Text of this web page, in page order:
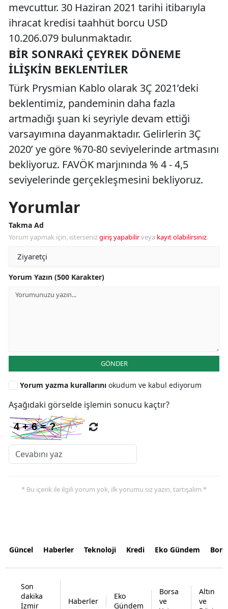
mevcuttur. 30 Haziran 2021 tarihi itibarıyla
ihracat kredisi taahhüt borcu USD
10.206.079 bulunmaktadır.
BİR SONRAKİ ÇEYREK DÖNEME
İLİŞKİN BEKLENTİLER
Türk Prysmian Kablo olarak 3Ç 2021’deki
beklentimiz, pandeminin daha fazla
artmadığı şuan ki seyriyle devam ettiği
varsayımına dayanmaktadır. Gelirlerin 3Ç
2020’ ye göre %70-80 seviyelerinde artmasını
bekliyoruz. FAVÖK marjınında % 4 - 4,5
seviyelerinde gerçekleşmesini bekliyoruz.
Yorumlar
Takma Ad
Yorum yapmak için, istersenizgiriş yapabilirveya kayıt olabilirsiniz.
Yorum Yazın (500 Karakter)
GÖNDER
Yorum yazma kurallarını okudum ve kabul ediyorum
Aşağıdaki görselde işlemin sonucu kaçtır?
* Bu içerik ile ilgili yorum yok, ilk yorumu siz yazın, tartışalım *
Güncel Haberler Teknoloji Kredi Eko Gündem
Son
dakika
İzmir
Haberler
Eko
Gündem
Borsa
ve
Altın
ve